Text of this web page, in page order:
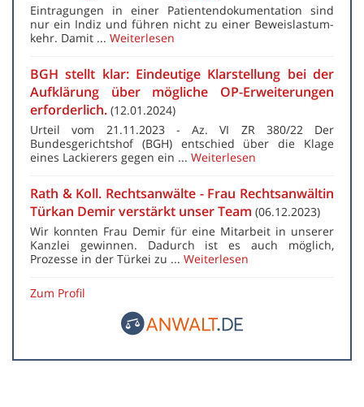
Ein­tra­gun­gen in einer Patientendokumentation sind
nur ein Indiz und füh­ren nicht zu einer Be­weis­last­um­
kehr. Damit ... Weiterlesen
BGH stellt klar: Eindeutige Klarstellung bei der
Aufklärung über mögliche OP-Erweiterungen
erforderlich. (12.01.2024)
Urteil vom 21.11.2023 - Az. VI ZR 380/22 Der
Bundesgerichtshof (BGH) entschied über die Klage
eines Lackierers gegen ein ... Weiterlesen
Rath & Koll. Rechtsanwälte - Frau Rechtsanwältin
Türkan Demir verstärkt unser Team (06.12.2023)
Wir konnten Frau Demir für eine Mitarbeit in unserer
Kanzlei gewinnen. Dadurch ist es auch möglich,
Prozesse in der Türkei zu ... Weiterlesen
Zum Profil